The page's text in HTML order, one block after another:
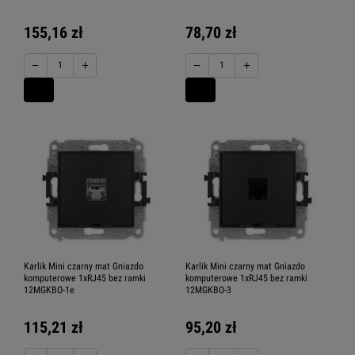
155,16 zł
− +
78,70 zł
− +
Karlik Mini czarny mat Gniazdo
komputerowe 1xRJ45 bez ramki
12MGKBO-1e
115,21 zł
Karlik Mini czarny mat Gniazdo
komputerowe 1xRJ45 bez ramki
12MGKBO-3
95,20 zł